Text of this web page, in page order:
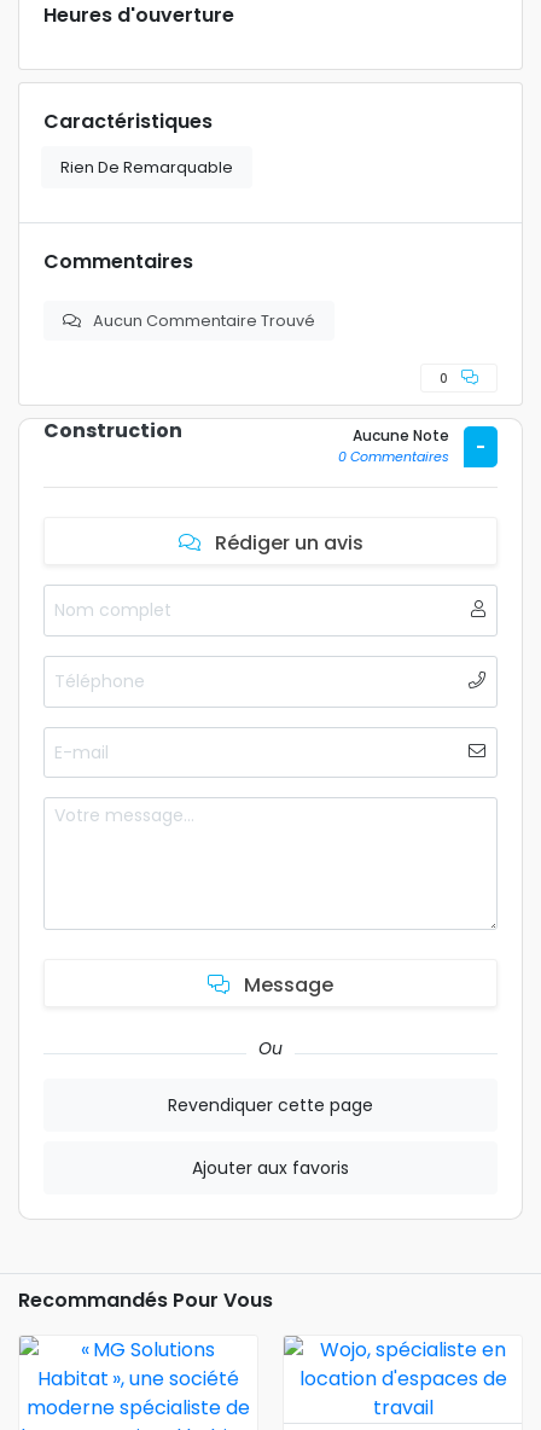
Heures d'ouverture
Caractéristiques
Rien De Remarquable
Commentaires
Aucun Commentaire Trouvé
0
Construction Aucune Note
0 Commentaires -
Rédiger un avis
Message
Ou
Revendiquer cette page
Ajouter aux favoris
Recommandés Pour Vous